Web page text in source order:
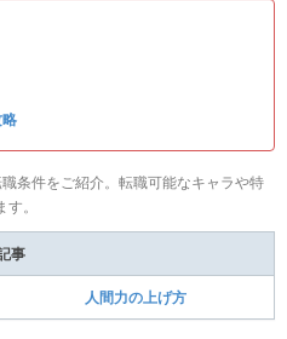
略
条件をご紹介。転職可能なキャラや特
。
事
人間力の上げ方